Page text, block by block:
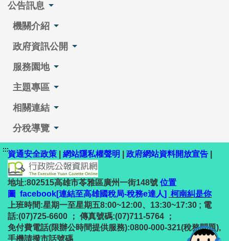
公告訊息
機關介紹
政府資訊公開
服務園地
主題專區
相關連結
分稅導覽
:::資通安全政策 網站隱私權聲明 政府網站資料開放宣告
地址:802515高雄市苓雅區廣州一街148號 位置
圖 facebook[連結至高雄國稅局-稅務e達人] 柯南糾是你
上班時間:星期一至星期五8:00~12:00、13:30~17:30 ; 電
話:(07)725-6600 ； 傳真號碼:(07)711-5764 ；
免付費電話(限辦公時間提供服務):0800-000-321(稅務問題),
手機請撥市話號碼